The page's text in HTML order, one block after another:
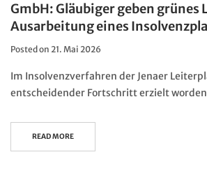
GmbH: Gläubiger geben grünes
Ausarbeitung eines
Posted on 21. Mai 2026
Im Insolvenzverfahren der Jenaer
entscheidender Fortschritt erzielt
READ MORE